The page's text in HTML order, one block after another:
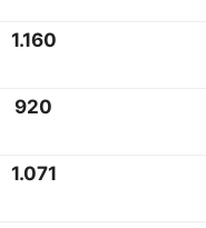
1.160
920
1.071